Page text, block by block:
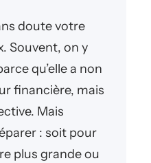
doute votre
Souvent, on y
qu’elle a non
financière, mais
Mais
: soit pour
plus grande ou